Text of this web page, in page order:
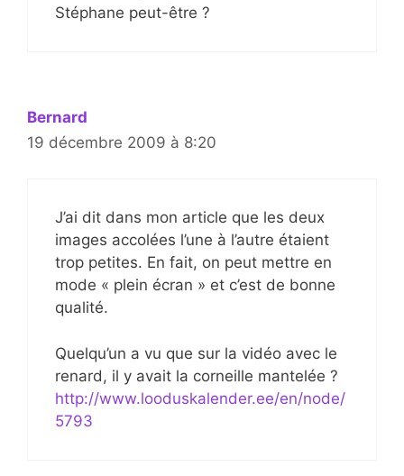
Stéphane peut-être ?
Bernard
19 décembre 2009 à 8:20
J’ai dit dans mon article que les deux
images accolées l’une à l’autre étaient
trop petites. En fait, on peut mettre en
mode « plein écran » et c’est de bonne
qualité.
Quelqu’un a vu que sur la vidéo avec le
renard, il y avait la corneille mantelée ?
http://www.looduskalender.ee/en/node/
5793